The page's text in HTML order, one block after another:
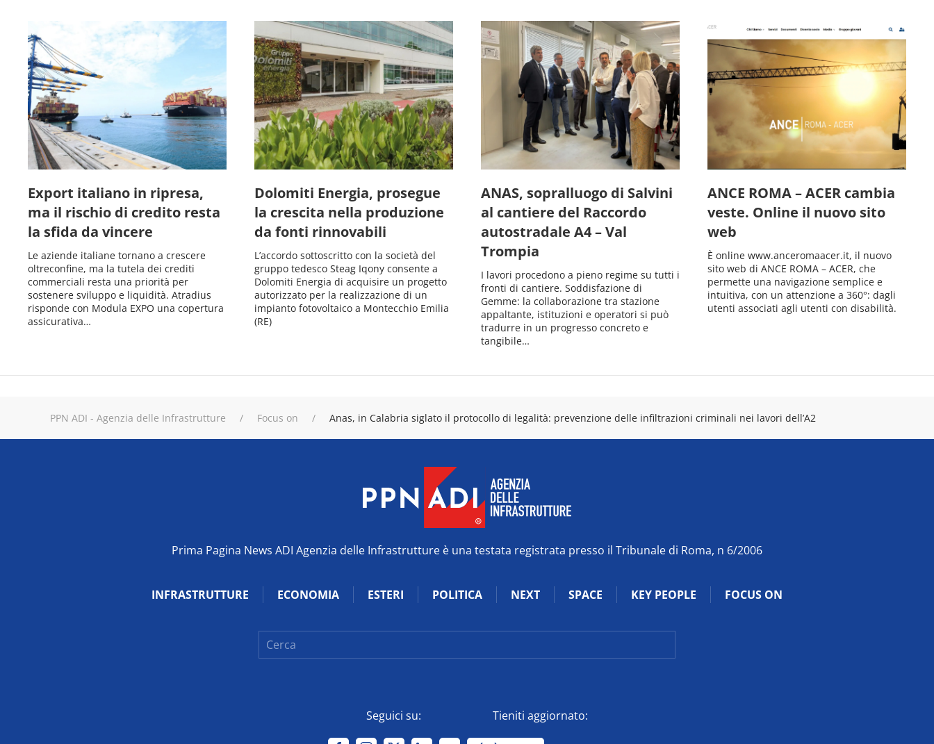
Export italiano in ripresa,
ma il rischio di credito resta
la sfida da vincere
Le aziende italiane tornano a crescere
oltreconfine, ma la tutela dei crediti
commerciali resta una priorità per
sostenere sviluppo e liquidità. Atradius
risponde con Modula EXPO una copertura
assicurativa…
Dolomiti Energia, prosegue
la crescita nella produzione
da fonti rinnovabili
L’accordo sottoscritto con la società del
gruppo tedesco Steag Iqony consente a
Dolomiti Energia di acquisire un progetto
autorizzato per la realizzazione di un
impianto fotovoltaico a Montecchio Emilia
(RE)
ANAS, sopralluogo di Salvini
al cantiere del Raccordo
autostradale A4 – Val
Trompia
I lavori procedono a pieno regime su tutti i
fronti di cantiere. Soddisfazione di
Gemme: la collaborazione tra stazione
appaltante, istituzioni e operatori si può
tradurre in un progresso concreto e
tangibile…
ANCE ROMA – ACER cambia
veste. Online il nuovo sito
web
È online www.anceromaacer.it, il nuovo
sito web di ANCE ROMA – ACER, che
permette una navigazione semplice e
intuitiva, con un attenzione a 360°: dagli
utenti associati agli utenti con disabilità.
PPN ADI - Agenzia delle Infrastrutture Focus on Anas, in Calabria siglato il protocollo di legalità: prevenzione delle infiltrazioni criminali nei lavori dell’A2
Prima Pagina News ADI Agenzia delle Infrastrutture è una testata registrata presso il Tribunale di Roma, n 6/2006
INFRASTRUTTURE ECONOMIA ESTERI POLITICA NEXT SPACE KEY PEOPLE FOCUS ON
Seguici su: Tieniti aggiornato: